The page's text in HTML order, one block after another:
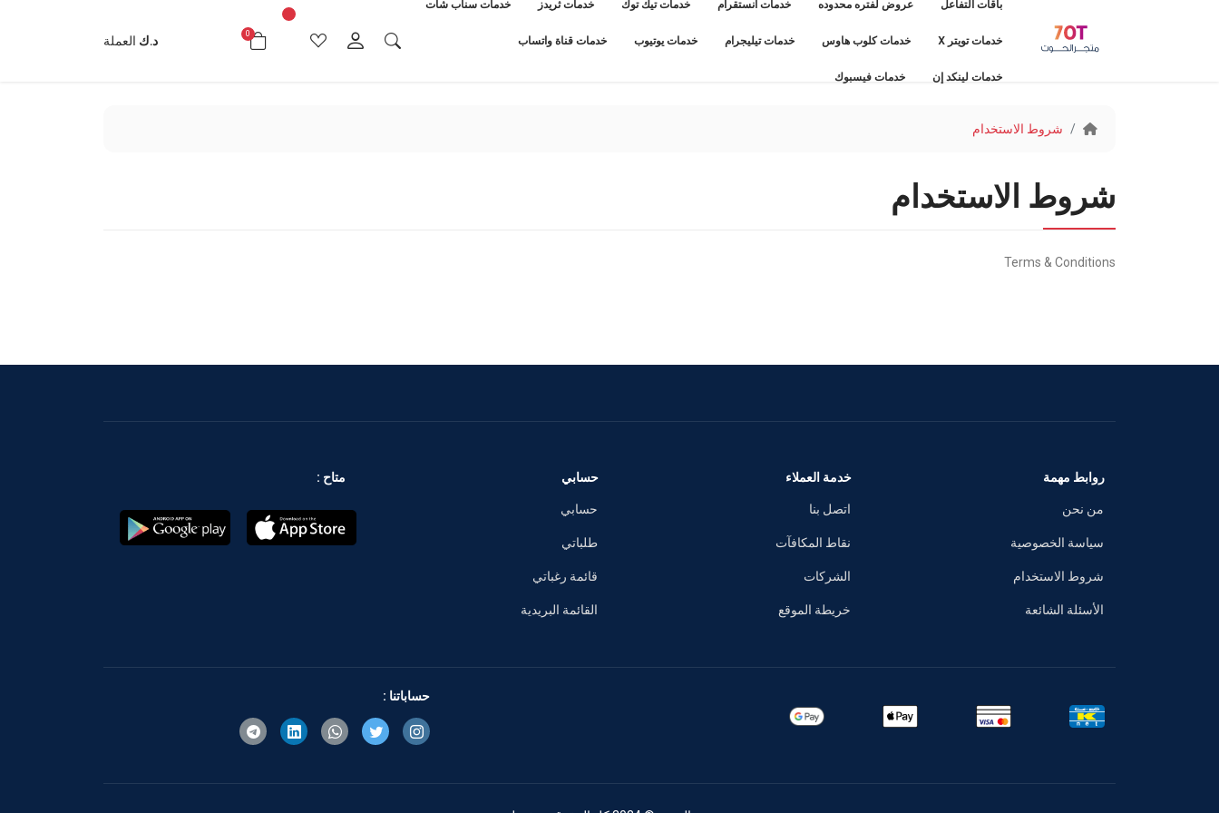
باقات التفاعل عروض لفتره محدوده خدمات انستقرام خدمات تيك توك خدمات ثريدز خدمات سناب شات
خدمات تويتر X خدمات كلوب هاوس خدمات تيليجرام خدمات يوتيوب خدمات قناة واتساب
خدمات لينكد إن خدمات فيسبوك
0 د.ك0.000 د.ك
شروط الاستخدام
شروط الاستخدام
Terms & Conditions
روابط مهمة
من نحن
سياسة الخصوصية
شروط الاستخدام
الأسئلة الشائعة
خدمة العملاء
اتصل بنا
نقاط المكافآت
الشركات
خريطة الموقع
حسابي
حسابي
طلباتي
قائمة رغباتي
القائمة البريدية
متاح :
حساباتنا :